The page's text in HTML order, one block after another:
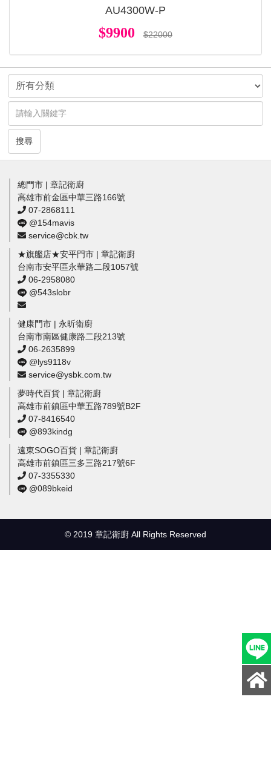
AU4300W-P
$9900 $22000
搜尋
總門市 | 章記衛廚
高雄市前金區中華三路166號
07-2868111
@154mavis
service@cbk.tw
★旗艦店★安平門市 | 章記衛廚
台南市安平區永華路二段1057號
06-2958080
@543slobr
健康門市 | 永昕衛廚
台南市南區健康路二段213號
06-2635899
@lys9118v
service@ysbk.com.tw
夢時代百貨 | 章記衛廚
高雄市前鎮區中華五路789號B2F
07-8416540
@893kindg
遠東SOGO百貨 | 章記衛廚
高雄市前鎮區三多三路217號6F
07-3355330
@089bkeid
© 2019 章記衛廚 All Rights Reserved